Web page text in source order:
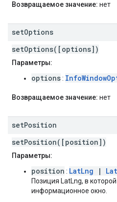
Возвращаемое значение: нет
setOptions
setOptions([options])
Параметры:
options:
Возвращаемое значение: нет
setPosition
setPosition([position])
Параметры:
position : LatLng |
Позиция LatLng, в
информационное окно.